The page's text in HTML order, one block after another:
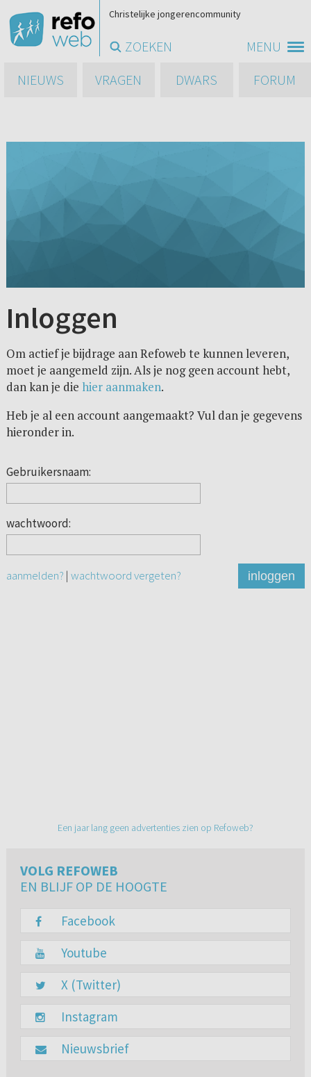
MENU
Christelijke jongerencommunity
ZOEKEN
NIEUWS
VRAGEN DWARS FORUM
Inloggen
Om actief je bijdrage aan Refoweb te kunnen leveren,
moet je aangemeld zijn. Als je nog geen account hebt,
dan kan je die hier aanmaken.
Heb je al een account aangemaakt? Vul dan je gegevens
hieronder in.
Gebruikersnaam:
wachtwoord:
aanmelden? | wachtwoord vergeten? inloggen
Een jaar lang geen advertenties zien op Refoweb?
VOLG REFOWEB
EN BLIJF OP DE HOOGTE
Facebook
Youtube
X (Twitter)
Instagram
Nieuwsbrief